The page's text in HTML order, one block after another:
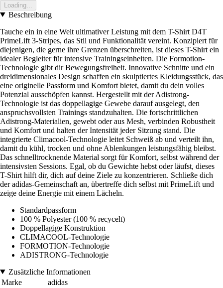
Loading...
Beschreibung
Tauche ein in eine Welt ultimativer Leistung mit dem T-Shirt D4T
PrimeLift 3-Stripes, das Stil und Funktionalität vereint. Konzipiert für
diejenigen, die gerne ihre Grenzen überschreiten, ist dieses T-Shirt ein
idealer Begleiter für intensive Trainingseinheiten. Die Formotion-
Technologie gibt dir Bewegungsfreiheit. Innovative Schnitte und ein
dreidimensionales Design schaffen ein skulptiertes Kleidungsstück, das
eine originelle Passform und Komfort bietet, damit du dein volles
Potenzial ausschöpfen kannst. Hergestellt mit der Adistrong-
Technologie ist das doppellagige Gewebe darauf ausgelegt, den
anspruchsvollsten Trainings standzuhalten. Die fortschrittlichen
Adistrong-Materialien, gewebt oder aus Mesh, verbinden Robustheit
und Komfort und halten der Intensität jeder Sitzung stand. Die
integrierte Climacool-Technologie leitet Schweiß ab und verteilt ihn,
damit du kühl, trocken und ohne Ablenkungen leistungsfähig bleibst.
Das schnelltrocknende Material sorgt für Komfort, selbst während der
intensivsten Sessions. Egal, ob du Gewichte hebst oder läufst, dieses
T-Shirt hilft dir, dich auf deine Ziele zu konzentrieren. Schließe dich
der adidas-Gemeinschaft an, übertreffe dich selbst mit PrimeLift und
zeige deine Energie mit einem Lächeln.
Standardpassform
100 % Polyester (100 % recycelt)
Doppellagige Konstruktion
CLIMACOOL-Technologie
FORMOTION-Technologie
ADISTRONG-Technologie
Zusätzliche Informationen
Marke
adidas